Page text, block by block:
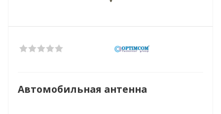
Автомобильная антенна